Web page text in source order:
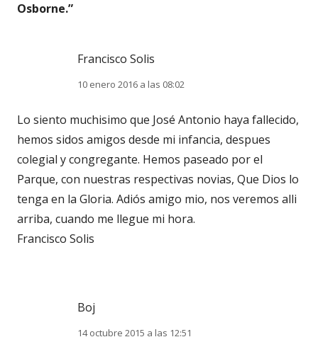
Osborne.”
Francisco Solis
10 enero 2016 a las 08:02
Lo siento muchisimo que José Antonio haya fallecido,
hemos sidos amigos desde mi infancia, despues
colegial y congregante. Hemos paseado por el
Parque, con nuestras respectivas novias, Que Dios lo
tenga en la Gloria. Adiós amigo mio, nos veremos alli
arriba, cuando me llegue mi hora.
Francisco Solis
Boj
14 octubre 2015 a las 12:51